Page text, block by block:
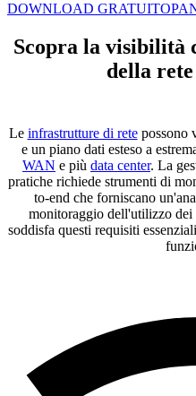
DOWNLOAD GRATUITO
Scopra la visibilità
della
Le infrastrutture di retepossono
e un piano dati esteso a
WAN e più data center. La
pratiche richiede strumenti di
to-end che forniscano
monitoraggio dell'utilizzo dei
soddisfa questi requisiti